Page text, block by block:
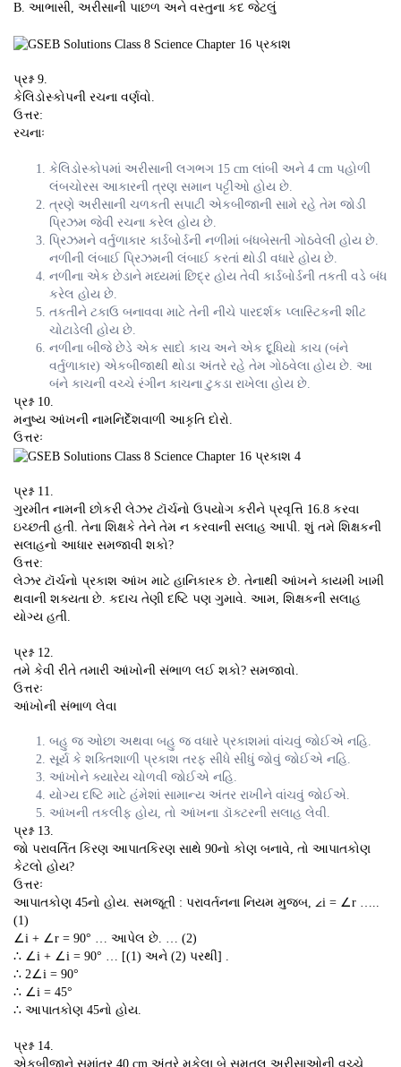
B. આભાસી, અરીસાની પાછળ અને વસ્તુના કદ જેટલું
પ્રશ્ન 9.
કેલિડોસ્કોપની રચના વર્ણવો.
ઉત્તર:
રચનાઃ
કેલિડોસ્કોપમાં અરીસાની લગભગ 15 cm લાંબી અને 4 cm પહોળી
લંબચોરસ આકારની ત્રણ સમાન પટ્ટીઓ હોય છે.
ત્રણે અરીસાની ચળકતી સપાટી એકબીજાની સામે રહે તેમ જોડી
પ્રિઝમ જેવી રચના કરેલ હોય છે.
પ્રિઝમને વર્તુળાકાર કાર્ડબોર્ડની નળીમાં બંધબેસતી ગોઠવેલી હોય છે.
નળીની લંબાઈ પ્રિઝમની લંબાઈ કરતાં થોડી વધારે હોય છે.
નળીના એક છેડાને મધ્યમાં છિદ્ર હોય તેવી કાર્ડબોર્ડની તકતી વડે બંધ
કરેલ હોય છે.
તકતીને ટકાઉ બનાવવા માટે તેની નીચે પારદર્શક પ્લાસ્ટિકની શીટ
ચોટાડેલી હોય છે.
નળીના બીજે છેડે એક સાદો કાચ અને એક દૂધિયો કાચ (બંને
વર્તુળાકાર) એકબીજાથી થોડા અંતરે રહે તેમ ગોઠવેલા હોય છે. આ
બંને કાચની વચ્ચે રંગીન કાચના ટુકડા રાખેલા હોય છે.
પ્રશ્ન 10.
મનુષ્ય આંખની નામનિર્દેશવાળી આકૃતિ દોરો.
ઉત્તરઃ
પ્રશ્ન 11.
ગુરમીત નામની છોકરી લેઝર ટૉર્ચનો ઉપયોગ કરીને પ્રવૃત્તિ 16.8 કરવા
ઇચ્છતી હતી. તેના શિક્ષકે તેને તેમ ન કરવાની સલાહ આપી. શું તમે શિક્ષકની
સલાહનો આધાર સમજાવી શકો?
ઉત્તર:
લેઝર ટૉર્ચનો પ્રકાશ આંખ માટે હાનિકારક છે. તેનાથી આંખને કાયમી ખામી
થવાની શક્યતા છે. કદાચ તેણી દષ્ટિ પણ ગુમાવે. આમ, શિક્ષકની સલાહ
યોગ્ય હતી.
પ્રશ્ન 12.
તમે કેવી રીતે તમારી આંખોની સંભાળ લઈ શકો? સમજાવો.
ઉત્તરઃ
આંખોની સંભાળ લેવા
બહુ જ ઓછા અથવા બહુ જ વધારે પ્રકાશમાં વાંચવું જોઈએ નહિ.
સૂર્ય કે શક્તિશાળી પ્રકાશ તરફ સીધે સીધું જોવું જોઈએ નહિ.
આંખોને ક્યારેય ચોળવી જોઈએ નહિ.
યોગ્ય દષ્ટિ માટે હંમેશાં સામાન્ય અંતર રાખીને વાંચવું જોઈએ.
આંખની તકલીફ હોય, તો આંખના ડૉક્ટરની સલાહ લેવી.
પ્રશ્ન 13.
જો પરાવર્તિત કિરણ આપાતકિરણ સાથે 90નો કોણ બનાવે, તો આપાતકોણ
કેટલો હોય?
ઉત્તરઃ
આપાતકોણ 45નો હોય. સમજૂતી : પરાવર્તનના નિયમ મુજબ, ∠i = ∠r …..
(1)
∠i + ∠r = 90° … આપેલ છે. … (2)
∴ ∠i + ∠i = 90° … [(1) અને (2) પરથી] .
∴ 2∠i = 90°
∴ ∠i = 45°
∴ આપાતકોણ 45નો હોય.
પ્રશ્ન 14.
એકબીજાને સમાંતર 40 cm અંતરે મૂકેલા બે સમતલ અરીસાઓની વચ્ચે